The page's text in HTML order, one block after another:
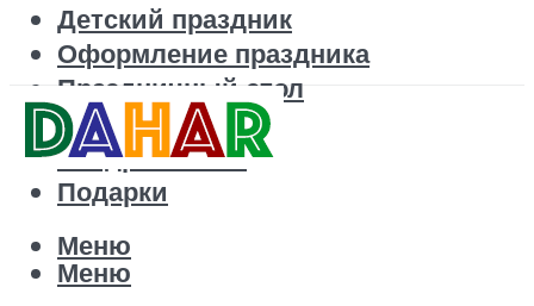
Детский праздник
Оформление праздника
Праздничный стол
Корпоратив
Поздравления
Подарки
Меню
Меню